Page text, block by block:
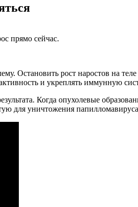
прямо сейчас.
Остановить рост наростов на
и укреплять иммунную
Когда опухолевые
для уничтожения